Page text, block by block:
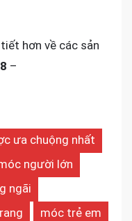
hơn về các sản
–
ưa chuộng nhất
người lớn
ngãi
móc trẻ em